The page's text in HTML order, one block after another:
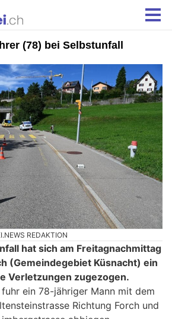
(78) bei Selbstunfall
REDAKTION
hat sich am Freitagnachmittag
(Gemeindegebiet Küsnacht) ein
Verletzungen zugezogen.
ein 78-jähriger Mann mit dem
Richtung Forch und